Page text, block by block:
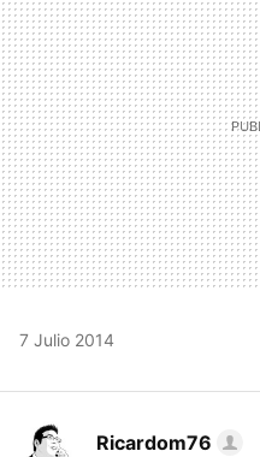
7 Julio 2014
Ricardom76